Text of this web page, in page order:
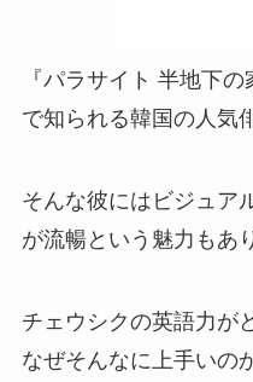
『パラサイト 半地下
で知られる韓国の人気
そんな彼にはビジュア
が流暢という魅力もあ
チェウシクの英語力が
なぜそんなに上手いの